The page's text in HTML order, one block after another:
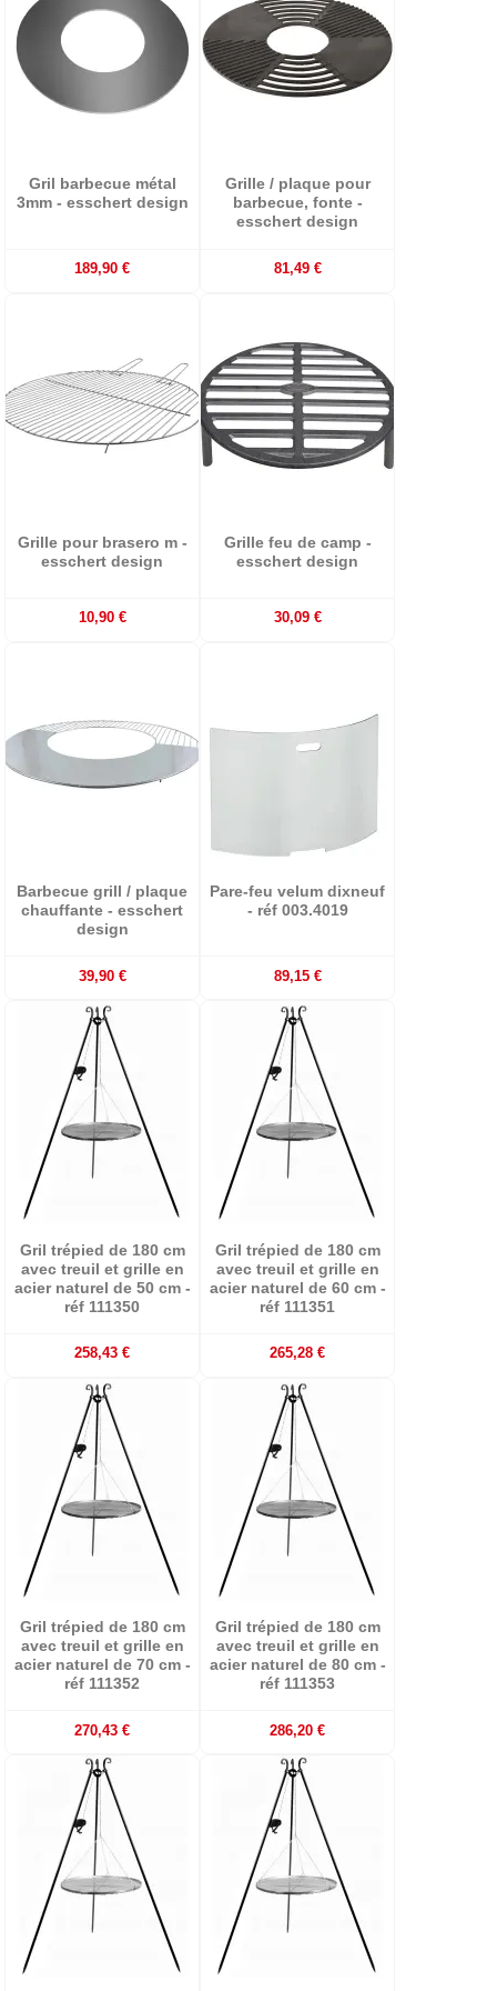
Gril barbecue métal
3mm - esschert design
189,90 €
Grille / plaque pour
barbecue, fonte -
esschert design
81,49 €
Grille pour brasero m -
esschert design
10,90 €
Grille feu de camp -
esschert design
30,09 €
Barbecue grill / plaque
chauffante - esschert
design
39,90 €
Pare-feu velum dixneuf
- réf 003.4019
89,15 €
Gril trépied de 180 cm
avec treuil et grille en
acier naturel de 50 cm -
réf 111350
258,43 €
Gril trépied de 180 cm
avec treuil et grille en
acier naturel de 60 cm -
réf 111351
265,28 €
Gril trépied de 180 cm
avec treuil et grille en
acier naturel de 70 cm -
réf 111352
270,43 €
Gril trépied de 180 cm
avec treuil et grille en
acier naturel de 80 cm -
réf 111353
286,20 €